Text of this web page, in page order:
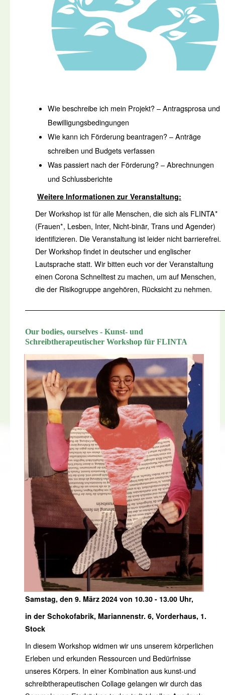
Wie beschreibe ich mein Projekt? – Antragsprosa und
Bewilligungsbedingungen
Wie kann ich Förderung beantragen? – Anträge
schreiben und Budgets verfassen
Was passiert nach der Förderung? – Abrechnungen
und Schlussberichte
Weitere Informationen zur Veranstaltung:
Der Workshop ist für alle Menschen, die sich als FLINTA*
(Frauen*, Lesben, Inter, Nicht-binär, Trans und Agender)
identifizieren. Die Veranstaltung ist leider nicht barrierefrei.
Der Workshop findet in deutscher und englischer
Lautsprache statt. Wir bitten euch vor der Veranstaltung
einen Corona Schnelltest zu machen, um auf Menschen,
die der Risikogruppe angehören, Rücksicht zu nehmen.
Our bodies, ourselves - Kunst- und
Schreibtherapeutischer Workshop für FLINTA
Samstag, den 9. März 2024 von 10.30 - 13.00 Uhr,
in der Schokofabrik, Mariannenstr. 6, Vorderhaus, 1.
Stock
In diesem Workshop widmen wir uns unserem körperlichen
Erleben und erkunden Ressourcen und Bedürfnisse
unseres Körpers. In einer Kombination aus kunst-und
schreibtherapeutischen Collage gelangen wir durch das